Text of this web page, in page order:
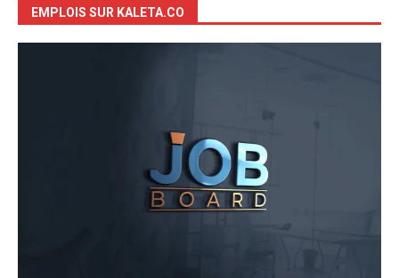
EMPLOIS SUR KALETA.CO